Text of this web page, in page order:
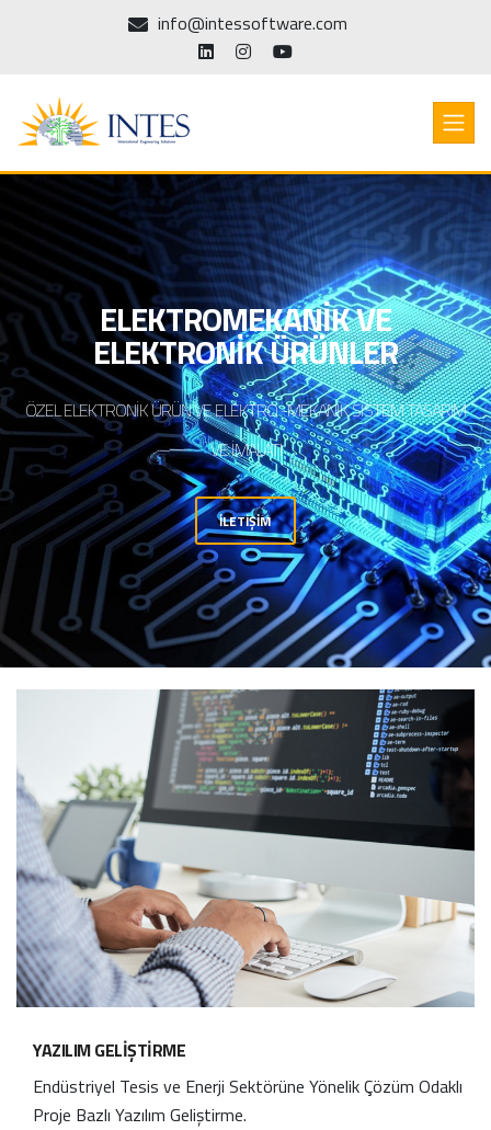
info@intessoftware.com
ELEKTROMEKANIK VE
ELEKTRONIK ÜRÜNLER
ÖZEL ELEKTRONIK ÜRÜN VE ELEKTRO -MEKANIK SISTEM TASARIM
VE İMALATI
İLETIŞIM
YAZILIM GELIŞTIRME
Endüstriyel Tesis ve Enerji Sektörüne Yönelik Çözüm Odaklı
Proje Bazlı Yazılım Geliştirme.